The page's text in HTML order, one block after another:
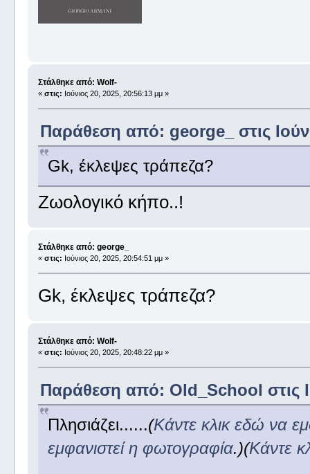
Στάλθηκε από: Wolf-
« στις: Ιούνιος 20, 2025, 20:56:13 μμ »
Παράθεση από: george_ στις
Gk, έκλεψες τράπεζα?
Ζωολογικό κήπο..!
Στάλθηκε από: george_
« στις: Ιούνιος 20, 2025, 20:54:51 μμ »
Gk, έκλεψες τράπεζα?
Στάλθηκε από: Wolf-
« στις: Ιούνιος 20, 2025, 20:48:22 μμ »
Παράθεση από: Old_School στις
Πλησιάζει......(Κάντε κλικ εδώ να
εμφανιστεί η φωτογραφία.)(Κάντε